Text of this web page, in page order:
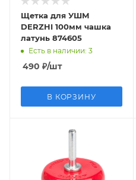
Щетка для УШМ
DERZHI 100мм чашка
латунь 874605
Есть в наличии: 3
490 ₽/шт
В КОРЗИНУ